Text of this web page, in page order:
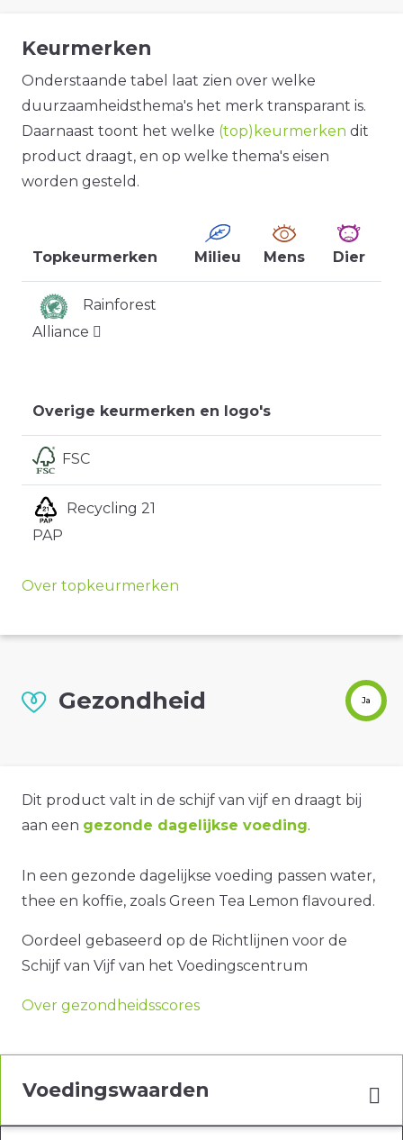
Keurmerken
Onderstaande tabel laat zien over welke
duurzaamheidsthema's het merk transparant is.
Daarnaast toont het welke (top)keurmerken dit
product draagt, en op welke thema's eisen
worden gesteld.
Topkeurmerken Milieu Mens Dier
Rainforest
Alliance
Overige keurmerken en logo's
FSC
Recycling 21
PAP
Over topkeurmerken
Gezondheid Ja
Dit product valt in de schijf van vijf en draagt bij
aan een gezonde dagelijkse voeding.
In een gezonde dagelijkse voeding passen water,
thee en koffie, zoals Green Tea Lemon flavoured.
Oordeel gebaseerd op de Richtlijnen voor de
Schijf van Vijf van het Voedingscentrum
Over gezondheidsscores
Voedingswaarden